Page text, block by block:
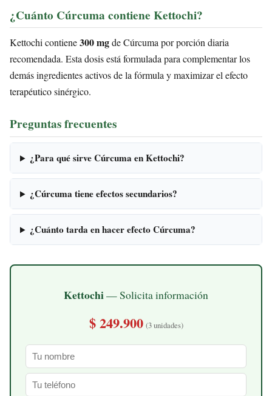
¿Cuánto Cúrcuma contiene Kettochi?
Kettochi contiene300 mgde Cúrcuma por porción diaria
recomendada. Esta dosis está formulada para complementar los
demás ingredientes activos de la fórmula y maximizar el efecto
terapéutico sinérgico.
Preguntas frecuentes
¿Para qué sirve Cúrcuma en Kettochi?
¿Cúrcuma tiene efectos secundarios?
¿Cuánto tarda en hacer efecto Cúrcuma?
Kettochi— Solicita información
$ 249.900 (3 unidades)